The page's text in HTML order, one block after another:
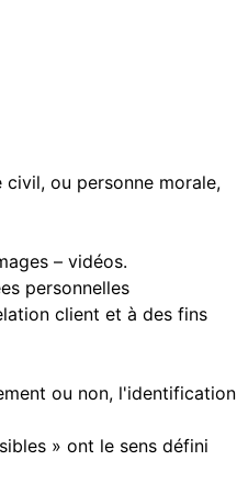
ou personne morale,
– vidéos.
personnelles
client et à des fins
ou non, l'identification
» ont le sens défini